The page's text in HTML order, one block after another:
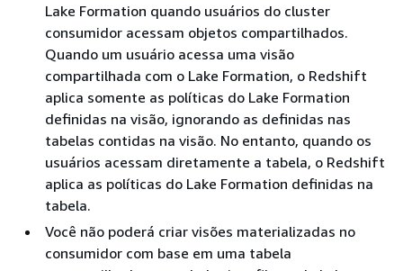
Lake Formation quando usuários do cluster
consumidor acessam objetos compartilhados.
Quando um usuário acessa uma visão
compartilhada com o Lake Formation, o Redshift
aplica somente as políticas do Lake Formation
definidas na visão, ignorando as definidas nas
tabelas contidas na visão. No entanto, quando os
usuários acessam diretamente a tabela, o Redshift
aplica as políticas do Lake Formation definidas na
tabela.
Você não poderá criar visões materializadas no
consumidor com base em uma tabela